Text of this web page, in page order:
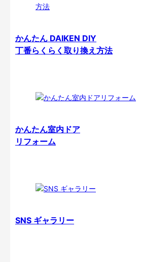
かんたん DAIKEN DIY
丁番らくらく取り換え方法
かんたん室内ドア
リフォーム
SNS ギャラリー